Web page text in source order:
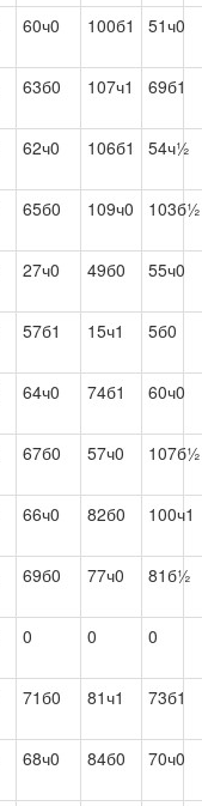
60ч0 100б1 51ч0
63б0 107ч1 69б1
62ч0 106б1 54ч½
65б0 109ч0 103б½
27ч0 49б0 55ч0
57б1 15ч1 5б0
64ч0 74б1 60ч0
67б0 57ч0 107б½
66ч0 82б0 100ч1
69б0 77ч0 81б½
0 0 0
71б0 81ч1 73б1
68ч0 84б0 70ч0